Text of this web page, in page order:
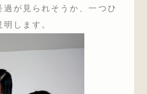
が見られそうか、一つひ
します。